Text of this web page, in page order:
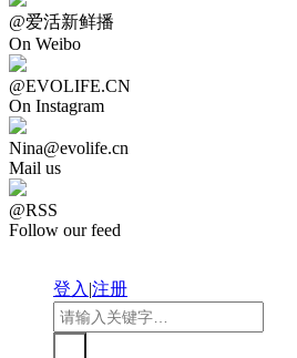
@爱活新鲜播
On Weibo
@EVOLIFE.CN
On Instagram
Nina@evolife.cn
Mail us
@RSS
Follow our feed
登入|注册